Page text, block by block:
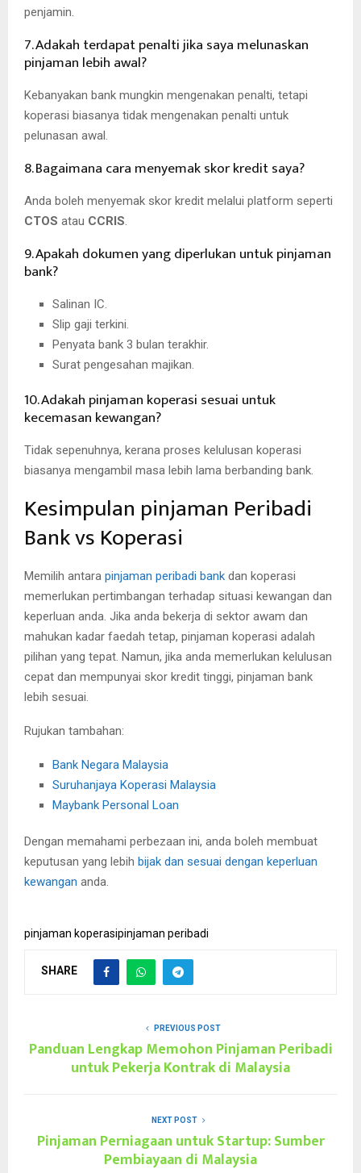
penjamin.
7. Adakah terdapat penalti jika saya melunaskan
pinjaman lebih awal?
Kebanyakan bank mungkin mengenakan penalti, tetapi
koperasi biasanya tidak mengenakan penalti untuk
pelunasan awal.
8. Bagaimana cara menyemak skor kredit saya?
Anda boleh menyemak skor kredit melalui platform seperti
CTOS atau CCRIS
9. Apakah dokumen yang diperlukan untuk pinjaman
bank?
Salinan IC.
Slip gaji terkini.
Penyata bank 3 bulan terakhir.
Surat pengesahan majikan.
10. Adakah pinjaman koperasi sesuai untuk
kecemasan kewangan?
Tidak sepenuhnya, kerana proses kelulusan koperasi
biasanya mengambil masa lebih lama berbanding bank.
Kesimpulan pinjaman Peribadi
Bank vs Koperasi
Memilih antara pinjaman peribadi bank dan koperasi
memerlukan pertimbangan terhadap situasi kewangan dan
keperluan anda. Jika anda bekerja di sektor awam dan
mahukan kadar faedah tetap, pinjaman koperasi adalah
pilihan yang tepat. Namun, jika anda memerlukan kelulusan
cepat dan mempunyai skor kredit tinggi, pinjaman bank
lebih sesuai.
Rujukan tambahan:
Bank Negara Malaysia
Suruhanjaya Koperasi Malaysia
Maybank Personal Loan
Dengan memahami perbezaan ini, anda boleh membuat
keputusan yang lebih bijak dan sesuai dengan keperluan
kewangan anda.
pinjaman koperasipinjaman peribadi
SHARE
PREVIOUS POST
Panduan Lengkap Memohon Pinjaman Peribadi
untuk Pekerja Kontrak di Malaysia
NEXT POST
Pinjaman Perniagaan untuk Startup: Sumber
Pembiayaan di Malaysia